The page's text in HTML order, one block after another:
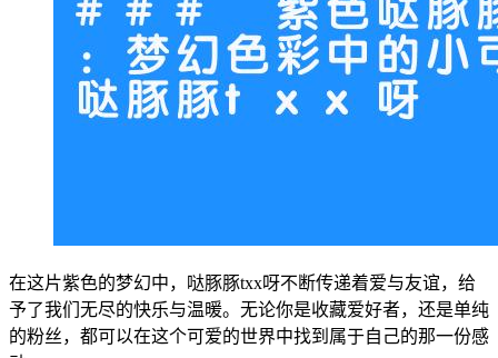
在这片紫色的梦幻中，哒豚豚txx呀不断传递着爱与友谊，给
予了我们无尽的快乐与温暖。无论你是收藏爱好者，还是单纯
的粉丝，都可以在这个可爱的世界中找到属于自己的那一份感